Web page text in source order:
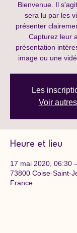
Bienvenue. Il
sera lu par les
présenter
Capturez leur
présentation
image ou une
Les
Voir
Heure et lieu
17 mai 2020, 06:30
73800 Coise-Saint-
France